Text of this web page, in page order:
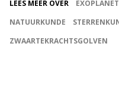
LEES MEER OVER
NATUURKUNDE
ZWAARTEKRACHTSGOLVEN